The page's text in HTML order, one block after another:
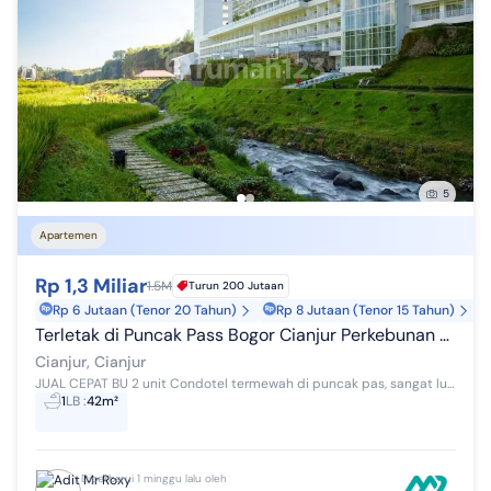
5
Apartemen
Rp 1,3 Miliar1.5M Turun 200 Jutaan
Rp 6 Jutaan (Tenor 20 Tahun) Rp 8 Jutaan (Tenor 15 Tahun)
Terletak di Puncak Pass Bogor Cianjur Perkebunan Teh
Cianjur, Cianjur
JUAL CEPAT BU 2 unit Condotel termewah di puncak pas, sangat lux, hadap bukit, fasilitas lengkap, taman bermain, restoran, hotel, saat ini sdh te...
1LB:42m²
Diperbarui 1 minggu lalu oleh